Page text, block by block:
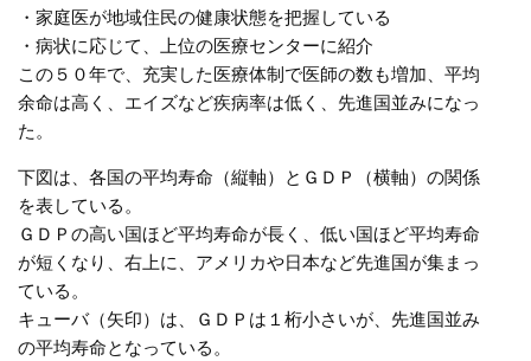
・家庭医が地域住民の健康状態を把握している
・病状に応じて、上位の医療センターに紹介
この５０年で、充実した医療体制で医師の数も増加、平均
余命は高く、エイズなど疾病率は低く、先進国並みになっ
た。
下図は、各国の平均寿命（縦軸）とＧＤＰ（横軸）の関係
を表している。
ＧＤＰの高い国ほど平均寿命が長く、低い国ほど平均寿命
が短くなり、右上に、アメリカや日本など先進国が集まっ
ている。
キューバ（矢印）は、ＧＤＰは１桁小さいが、先進国並み
の平均寿命となっている。